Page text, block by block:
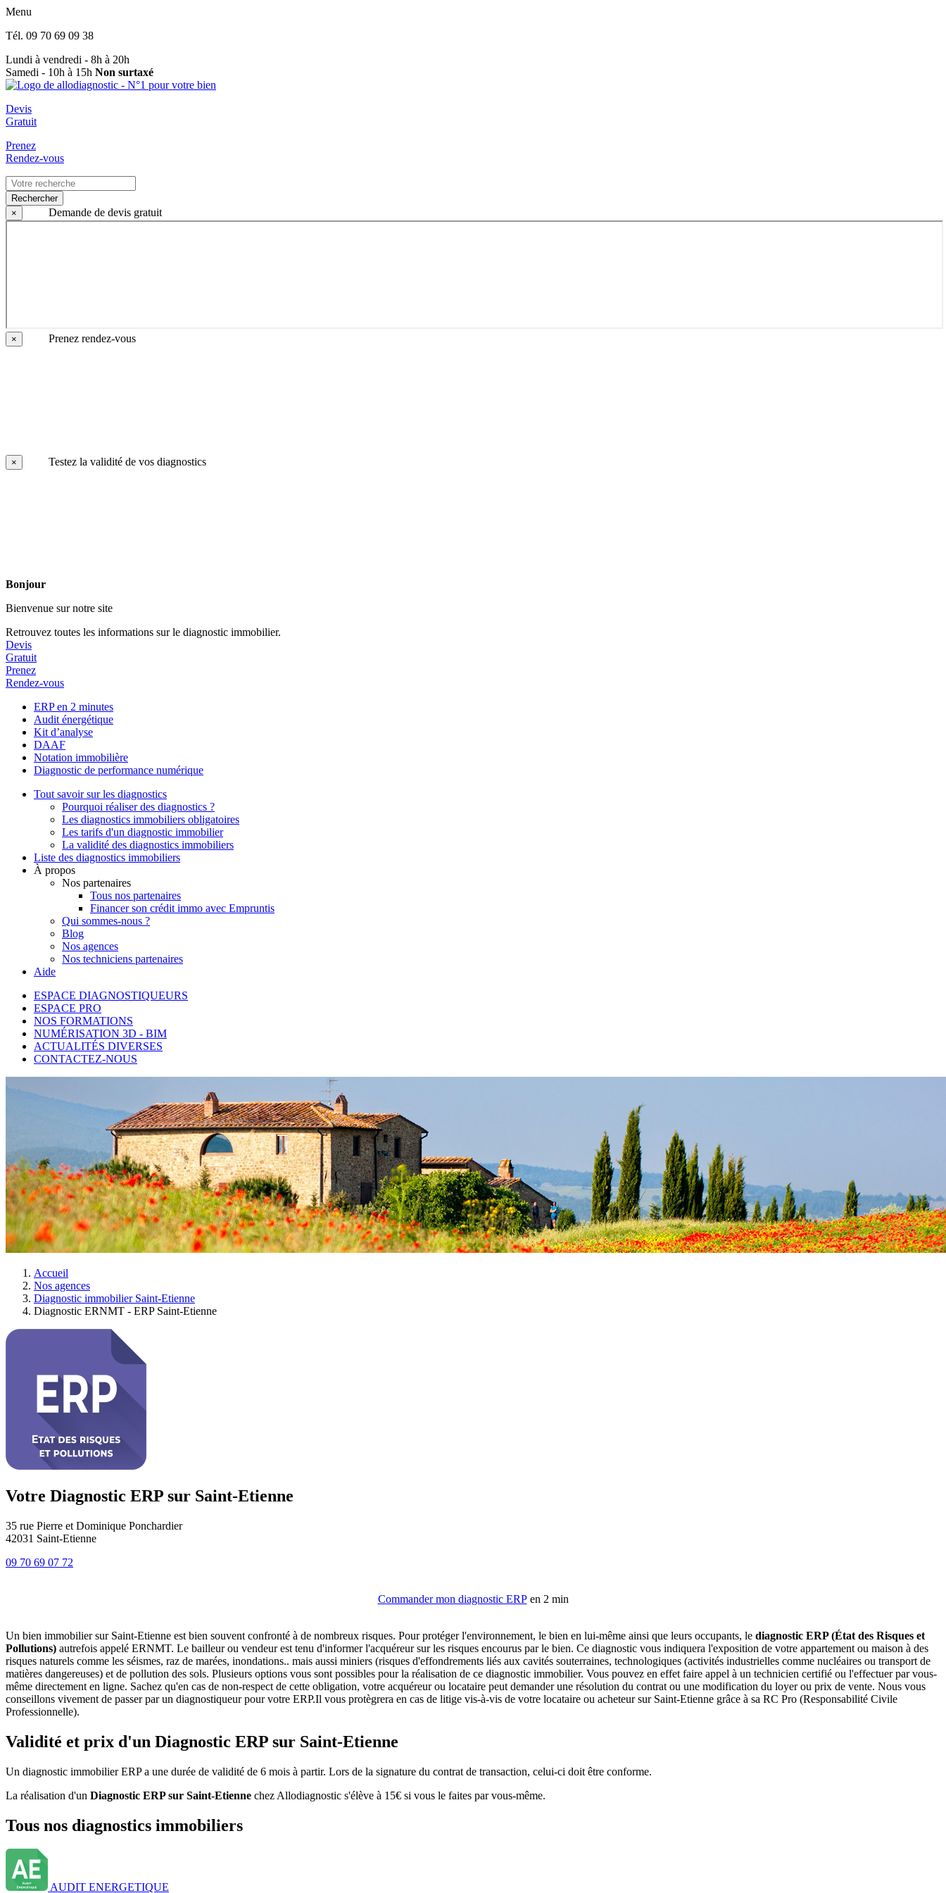
Menu
Tél. 09 70 69 09 38
Lundi à vendredi - 8h à 20h
Samedi - 10h à 15h Non surtaxé
Devis
Gratuit
Prenez
Rendez-vous
Rechercher
×
Demande de devis gratuit
× Prenez rendez-vous
× Testez la validité de vos diagnostics
Bonjour
Bienvenue sur notre site
Retrouvez toutes les informations sur le diagnostic immobilier.
Devis
Gratuit
Prenez
Rendez-vous
ERP en 2 minutes
Audit énergétique
Kit d’analyse
DAAF
Notation immobilière
Diagnostic de performance numérique
Tout savoir sur les diagnostics
Pourquoi réaliser des diagnostics ?
Les diagnostics immobiliers obligatoires
Les tarifs d'un diagnostic immobilier
La validité des diagnostics immobiliers
Liste des diagnostics immobiliers
À propos
Nos partenaires
Tous nos partenaires
Financer son crédit immo avec Empruntis
Qui sommes-nous ?
Blog
Nos agences
Nos techniciens partenaires
Aide
ESPACE DIAGNOSTIQUEURS
ESPACE PRO
NOS FORMATIONS
NUMÉRISATION 3D - BIM
ACTUALITÉS DIVERSES
CONTACTEZ-NOUS
Accueil
Nos agences
Diagnostic immobilier Saint-Etienne
Diagnostic ERNMT - ERP Saint-Etienne
Votre Diagnostic ERP sur Saint-Etienne
35 rue Pierre et Dominique Ponchardier
42031 Saint-Etienne
09 70 69 07 72
Commander mon diagnostic ERPen 2 min
Un bien immobilier sur Saint-Etienne est bien souvent confronté à de nombreux risques. Pour protéger l'environnement, le bien en lui-même ainsi que leurs occupants, le diagnostic ERP (État des Risques et
Pollutions) autrefois appelé ERNMT. Le bailleur ou vendeur est tenu d'informer l'acquéreur sur les risques encourus par le bien. Ce diagnostic vous indiquera l'exposition de votre appartement ou maison à des
risques naturels comme les séismes, raz de marées, inondations.. mais aussi miniers (risques d'effondrements liés aux cavités souterraines, technologiques (activités industrielles comme nucléaires ou transport de
matières dangereuses) et de pollution des sols. Plusieurs options vous sont possibles pour la réalisation de ce diagnostic immobilier. Vous pouvez en effet faire appel à un technicien certifié ou l'effectuer par vous-
même directement en ligne. Sachez qu'en cas de non-respect de cette obligation, votre acquéreur ou locataire peut demander une résolution du contrat ou une modification du loyer ou prix de vente. Nous vous
conseillons vivement de passer par un diagnostiqueur pour votre ERP.Il vous protègrera en cas de litige vis-à-vis de votre locataire ou acheteur sur Saint-Etienne grâce à sa RC Pro (Responsabilité Civile
Professionnelle).
Validité et prix d'un Diagnostic ERP sur Saint-Etienne
Un diagnostic immobilier ERP a une durée de validité de 6 mois à partir. Lors de la signature du contrat de transaction, celui-ci doit être conforme.
La réalisation d'un Diagnostic ERP sur Saint-Etienne chez Allodiagnostic s'élève à 15€ si vous le faites par vous-même.
Tous nos diagnostics immobiliers
AUDIT ENERGETIQUE